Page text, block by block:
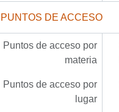
PUNTOS DE ACCESO
Puntos de acceso por
materia
Puntos de acceso por
lugar